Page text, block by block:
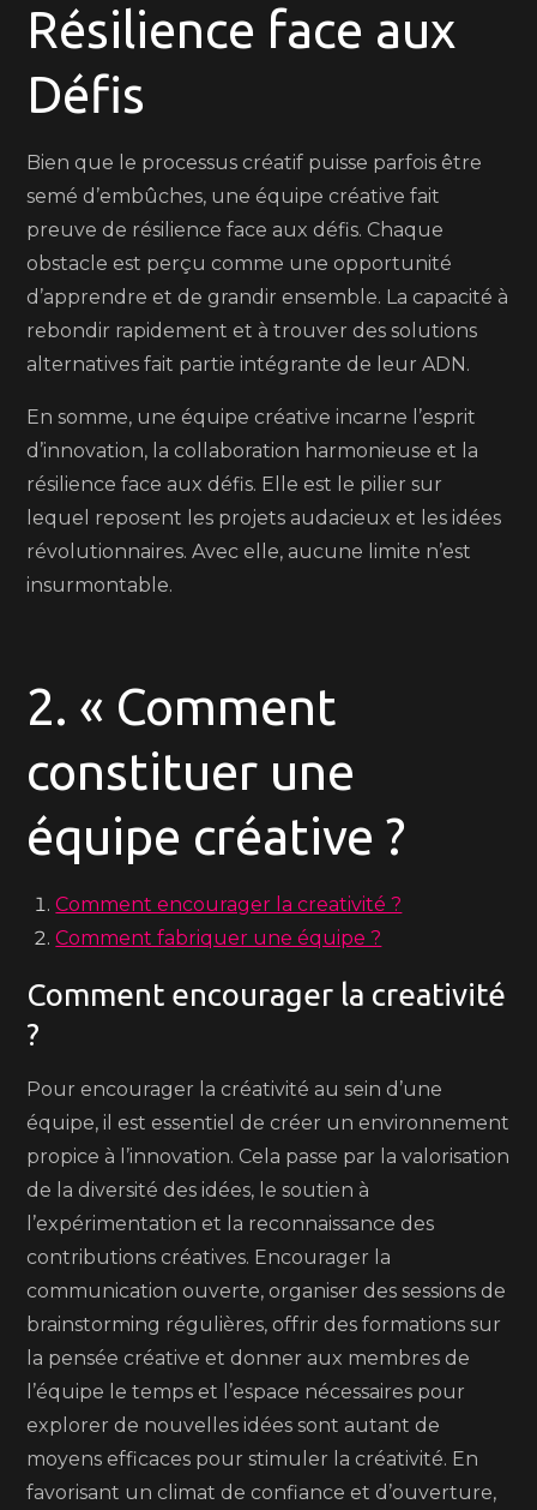
Résilience face aux
Défis
Bien que le processus créatif puisse parfois être
semé d’embûches, une équipe créative fait
preuve de résilience face aux défis. Chaque
obstacle est perçu comme une opportunité
d’apprendre et de grandir ensemble. La capacité à
rebondir rapidement et à trouver des solutions
alternatives fait partie intégrante de leur ADN.
En somme, une équipe créative incarne l’esprit
d’innovation, la collaboration harmonieuse et la
résilience face aux défis. Elle est le pilier sur
lequel reposent les projets audacieux et les idées
révolutionnaires. Avec elle, aucune limite n’est
insurmontable.
2. « Comment
constituer une
équipe créative ?
Comment encourager la creativité ?
Comment fabriquer une équipe ?
Comment encourager la creativité
?
Pour encourager la créativité au sein d’une
équipe, il est essentiel de créer un environnement
propice à l’innovation. Cela passe par la valorisation
de la diversité des idées, le soutien à
l’expérimentation et la reconnaissance des
contributions créatives. Encourager la
communication ouverte, organiser des sessions de
brainstorming régulières, offrir des formations sur
la pensée créative et donner aux membres de
l’équipe le temps et l’espace nécessaires pour
explorer de nouvelles idées sont autant de
moyens efficaces pour stimuler la créativité. En
favorisant un climat de confiance et d’ouverture,